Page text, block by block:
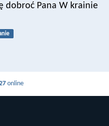
dobroć Pana W krainie
online